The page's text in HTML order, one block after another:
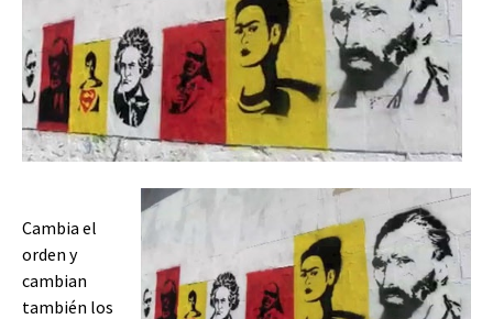
Cambia el
orden y
cambian
también los